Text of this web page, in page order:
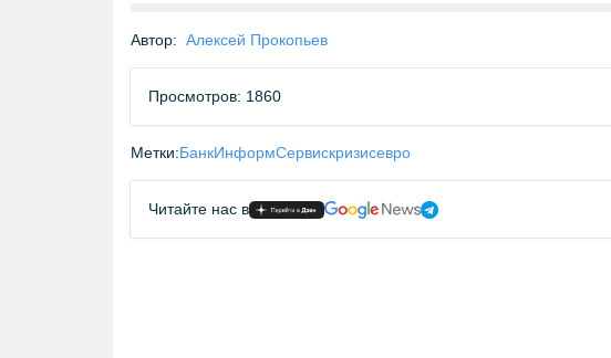
Автор: Алексей Прокопьев
Просмотров: 1860
Метки:БанкИнформСервискризисевро
Читайте нас в